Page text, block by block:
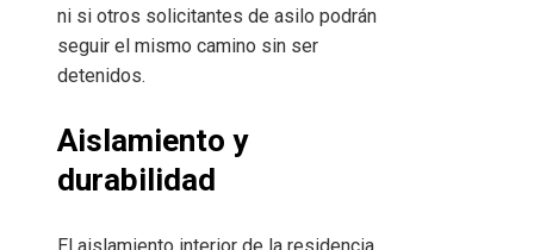
ni si otros solicitantes de asilo podrán
seguir el mismo camino sin ser
detenidos.
Aislamiento y
durabilidad